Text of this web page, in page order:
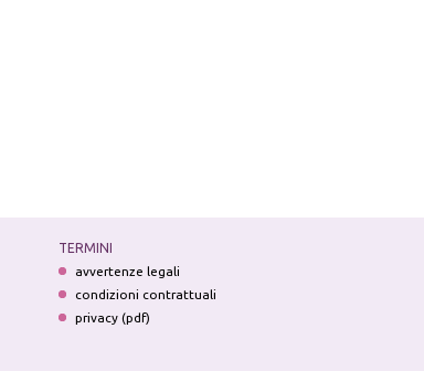
TERMINI
avvertenze legali
condizioni contrattuali
privacy (pdf)